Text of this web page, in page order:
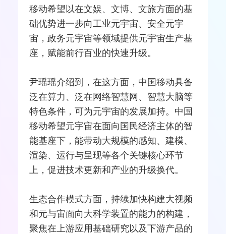
移动希望以在文娱、文博、文旅方面的基
础优势进一步向工业元宇宙、安全元宇
宙，政务元宇宙等领域提供元宇宙生产基
座，赋能前行百业的快速升级。
尹瑶瑶介绍到，在这方面，中国移动具备
泛在算力、泛在网络智慧网、智慧大脑等
特色条件，可为元宇宙的发展加持。中国
移动希望元宇宙在面向国民经济主体的智
能基座下，能带动大规模的感知、建模、
渲染、运行与呈现等各个关键核心环节
上，促进技术更新和产业的升级换代。
生态合作模式方面，持续加快构建大视频
和元与宙面向大科学装置的能力的构建，
聚焦在上游应用基础研究以及下游产品的